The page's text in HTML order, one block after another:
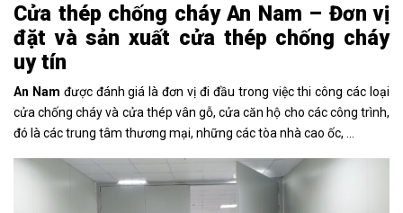
Cửa thép chống cháy An Nam – Đơn vị
đặt và sản xuất cửa thép chống cháy
uy tín
An Nam được đánh giá là đơn vị đi đầu trong việc thi công các loại
cửa chống cháy và cửa thép vân gỗ, cửa căn hộ cho các công trình,
đó là các trung tâm thương mại, những các tòa nhà cao ốc, …